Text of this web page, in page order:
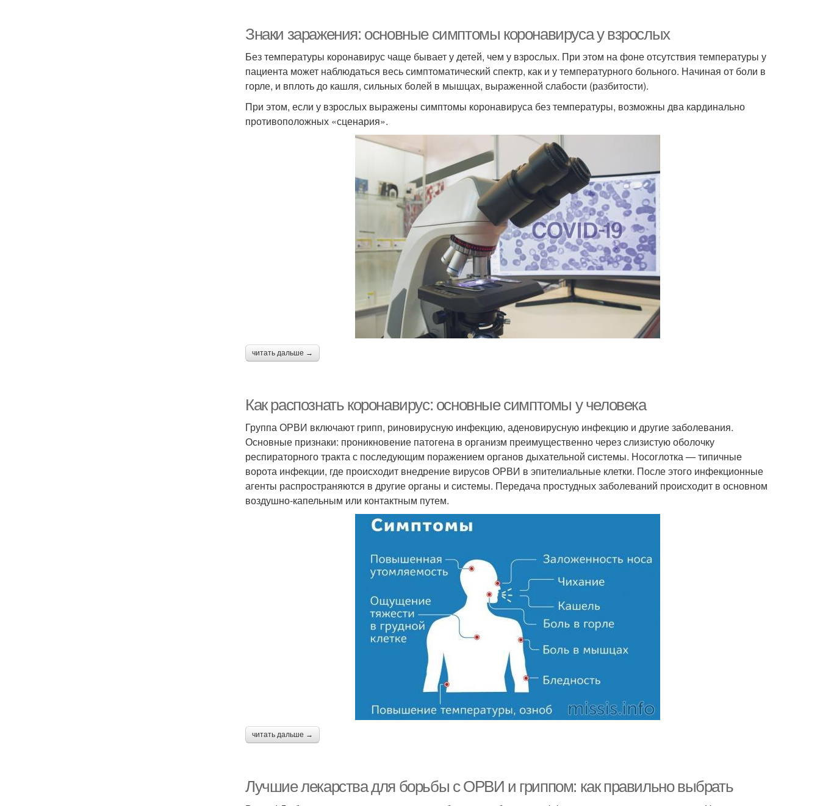
Знаки заражения: основные симптомы коронавируса у взрослых
Без температуры коронавирус чаще бывает у детей, чем у взрослых. При этом на фоне отсутствия температуры у
пациента может наблюдаться весь симптоматический спектр, как и у температурного больного. Начиная от боли в
горле, и вплоть до кашля, сильных болей в мышцах, выраженной слабости (разбитости).
При этом, если у взрослых выражены симптомы коронавируса без температуры, возможны два кардинально
противоположных «сценария».
читать дальше →
Как распознать коронавирус: основные симптомы у человека
Группа ОРВИ включают грипп, риновирусную инфекцию, аденовирусную инфекцию и другие заболевания.
Основные признаки: проникновение патогена в организм преимущественно через слизистую оболочку
респираторного тракта с последующим поражением органов дыхательной системы. Носоглотка — типичные
ворота инфекции, где происходит внедрение вирусов ОРВИ в эпителиальные клетки. После этого инфекционные
агенты распространяются в другие органы и системы. Передача простудных заболеваний происходит в основном
воздушно-капельным или контактным путем.
читать дальше →
Лучшие лекарства для борьбы с ОРВИ и гриппом: как правильно выбрать